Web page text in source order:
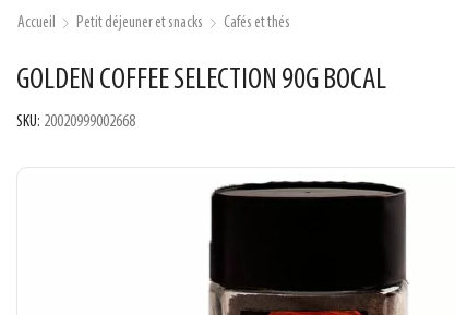
Accueil Petit déjeuner et snacks Cafés et thés
GOLDEN COFFEE SELECTION 90G BOCAL
SKU: 20020999002668